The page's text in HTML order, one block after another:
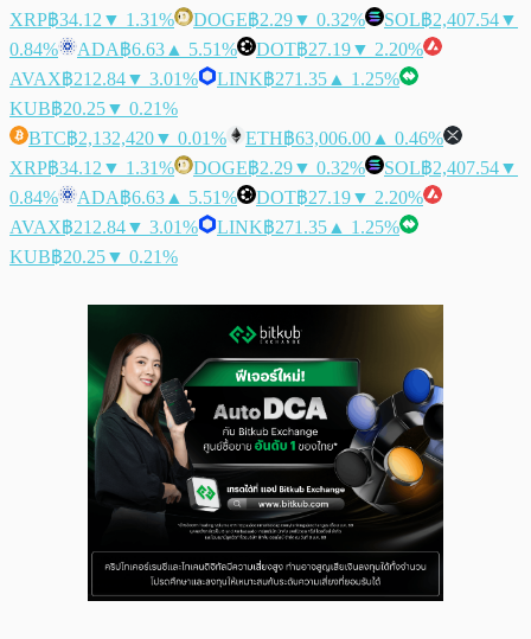
XRP฿34.12 ▼ 1.31% DOGE฿2.29▼ 0.32% SOL฿2,407.54▼
0.84%
ADA฿6.63 ▲ 5.51% DOT฿27.19▼ 2.20%
AVAX฿212.84▼ 3.01% LINK฿271.35 ▲ 1.25%
KUB฿20.25▼ 0.21%
BTC฿2,132,420▼ 0.01% ETH฿63,006.00 ▲ 0.46%
XRP฿34.12 ▼ 1.31% DOGE฿2.29▼ 0.32% SOL฿2,407.54▼
0.84%
ADA฿6.63 ▲ 5.51% DOT฿27.19▼ 2.20%
AVAX฿212.84▼ 3.01% LINK฿271.35 ▲ 1.25%
KUB฿20.25▼ 0.21%